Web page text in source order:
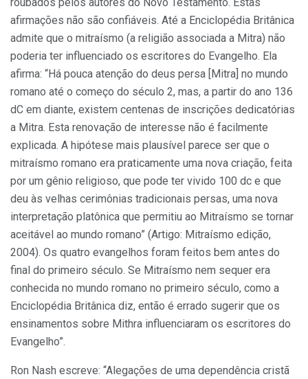
afirmações não são confiáveis. Até a Enciclopédia Britânica
admite que o mitraísmo (a religião associada a Mitra) não
poderia ter influenciado os escritores do Evangelho. Ela
afirma: “Há pouca atenção do deus persa [Mitra] no mundo
romano até o começo do século 2, mas, a partir do ano 136
dC em diante, existem centenas de inscrições dedicatórias
a Mitra. Esta renovação de interesse não é facilmente
explicada. A hipótese mais plausível parece ser que o
mitraísmo romano era praticamente uma nova criação, feita
por um gênio religioso, que pode ter vivido 100 dc e que
deu às velhas cerimônias tradicionais persas, uma nova
interpretação platônica que permitiu ao Mitraísmo se tornar
aceitável ao mundo romano” (Artigo: Mitraísmo edição,
2004). Os quatro evangelhos foram feitos bem antes do
final do primeiro século. Se Mitraísmo nem sequer era
conhecida no mundo romano no primeiro século, como a
Enciclopédia Britânica diz, então é errado sugerir que os
ensinamentos sobre Mithra influenciaram os escritores do
Evangelho”.
Ron Nash escreve: “Alegações de uma dependência cristã